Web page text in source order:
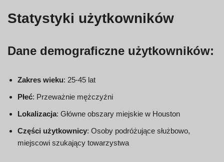
Statystyki użytkowników
Dane demograficzne użytkowników:
Zakres wieku: 25-45 lat
Płeć: Przeważnie mężczyźni
Lokalizacja: Główne obszary miejskie w Houston
Części użytkownicy: Osoby podróżujące służbowo,
miejscowi szukający towarzystwa